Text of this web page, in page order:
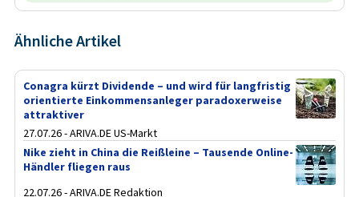
Ähnliche Artikel
Conagra kürzt Dividende – und wird für langfristig
orientierte Einkommensanleger paradoxerweise
attraktiver
27.07.26 - ARIVA.DE US-Markt
Nike zieht in China die Reißleine – Tausende Online-
Händler fliegen raus
22.07.26 - ARIVA.DE Redaktion